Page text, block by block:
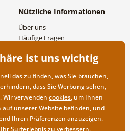
Nützliche Informationen
Über uns
Häufige Fragen
Großhandel und
ist uns wichtig
das zu finden, was Sie brauchen,
dass Sie Werbung sehen,
Wir verwenden cookies, um Ihnen
auf unserer Website befinden, und
Ihren Präferenzen anzuzeigen.
Surferlebnis zu verbessern.